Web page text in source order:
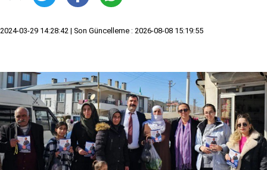
2024-03-29 14:28:42 | Son Güncelleme : 2026-08-08 15:19:55